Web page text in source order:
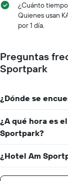
¿Cuánto
Quienes usan
por 1 día.
Preguntas
Sportpark
¿Dónde se
¿A qué hora es
Sportpark?
¿Hotel Am